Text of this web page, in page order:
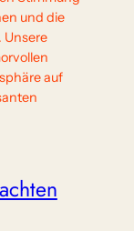
und die
Unsere
auf